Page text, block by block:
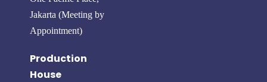
Jakarta (Meeting by
Appointment)
Production
House